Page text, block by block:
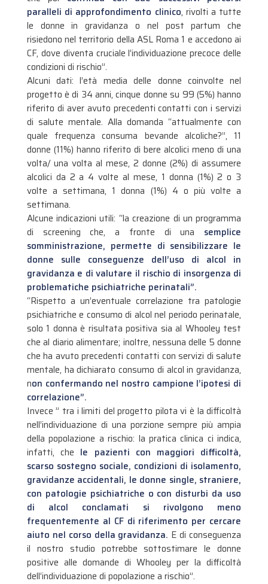
paralleli di approfondimento clinico, rivolti a tutte
le donne in gravidanza o nel post partum che
risiedono nel territorio della ASL Roma 1 e accedono ai
CF, dove diventa cruciale l’individuazione precoce delle
condizioni di rischio”.
Alcuni dati: l’età media delle donne coinvolte nel
progetto è di 34 anni, cinque donne su 99 (5%) hanno
riferito di aver avuto precedenti contatti con i servizi
di salute mentale. Alla domanda “attualmente con
quale frequenza consuma bevande alcoliche?”, 11
donne (11%) hanno riferito di bere alcolici meno di una
volta/ una volta al mese, 2 donne (2%) di assumere
alcolici da 2 a 4 volte al mese, 1 donna (1%) 2 o 3
volte a settimana, 1 donna (1%) 4 o più volte a
settimana.
Alcune indicazioni utili: “la creazione di un programma
di screening che, a fronte di una semplice
somministrazione, permette di sensibilizzare le
donne sulle conseguenze dell’uso di alcol in
gravidanza e di valutare il rischio di insorgenza di
problematiche psichiatriche perinatali”.
“Rispetto a un’eventuale correlazione tra patologie
psichiatriche e consumo di alcol nel periodo perinatale,
solo 1 donna è risultata positiva sia al Whooley test
che al diario alimentare; inoltre, nessuna delle 5 donne
che ha avuto precedenti contatti con servizi di salute
mentale, ha dichiarato consumo di alcol in gravidanza,
non confermando nel nostro campione l’ipotesi di
correlazione”.
Invece ” tra i limiti del progetto pilota vi è la difficoltà
nell’individuazione di una porzione sempre più ampia
della popolazione a rischio: la pratica clinica ci indica,
infatti, che le pazienti con maggiori difficoltà,
scarso sostegno sociale, condizioni di isolamento,
gravidanze accidentali, le donne single, straniere,
con patologie psichiatriche o con disturbi da uso
di alcol conclamati si rivolgono meno
frequentemente al CF di riferimento per cercare
aiuto nel corso della gravidanza. E di conseguenza
il nostro studio potrebbe sottostimare le donne
positive alle domande di Whooley per la difficoltà
dell’individuazione di popolazione a rischio”.